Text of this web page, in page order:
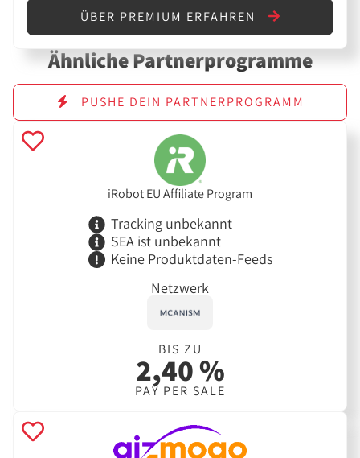
ÜBER PREMIUM ERFAHREN
Ähnliche Partnerprogramme
PUSHE DEIN PARTNERPROGRAMM
iRobot EU Affiliate Program
Tracking unbekannt
SEA ist unbekannt
Keine Produktdaten-Feeds
Netzwerk
BIS ZU
2,40 %
PAY PER SALE